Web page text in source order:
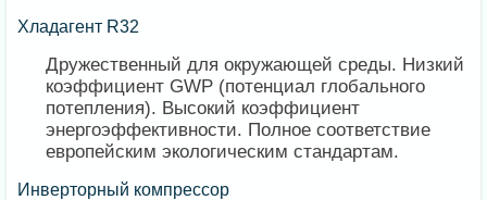
​Хладагент R32
Дружественный для окружающей среды. Низкий
коэффициент GWP (потенциал глобального
потепления). Высокий коэффициент
энергоэффективности. Полное соответствие
европейским экологическим стандартам.
​Инверторный компрессор